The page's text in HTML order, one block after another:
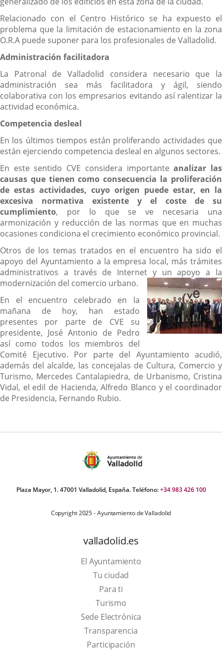
Relacionado con el Centro Histórico se ha expuesto el
problema que la limitación de estacionamiento en la zona
O.R.A puede suponer para los profesionales de Valladolid.
Administración facilitadora
La Patronal de Valladolid considera necesario que la
administración sea más facilitadora y ágil, siendo
colaborativa con los empresarios evitando así ralentizar la
actividad económica.
Competencia desleal
En los últimos tiempos están proliferando actividades que
están ejerciendo competencia desleal en algunos sectores.
En este sentido CVE considera importanteanalizar las
causas que tienen como consecuencia la proliferación
de estas actividades, cuyo origen puede estar, en la
excesiva normativa existente y el coste de su
cumplimiento, por lo que se ve necesaria una
armonización y reducción de las normas que en muchas
ocasiones condiciona el crecimiento económico provincial.
Otros de los temas tratados en el encuentro ha sido el
apoyo del Ayuntamiento a la empresa local, más trámites
administrativos a través de Internet y un apoyo a la
modernización del comercio urbano.
En el encuentro celebrado en la
mañana de hoy, han estado
presentes por parte de CVE su
presidente, José Antonio de Pedro
así como todos los miembros del
Comité Ejecutivo. Por parte del Ayuntamiento acudió,
además del alcalde, las concejalas de Cultura, Comercio y
Turismo, Mercedes Cantalapiedra, de Urbanismo, Cristina
Vidal, el edil de Hacienda, Alfredo Blanco y el coordinador
de Presidencia, Fernando Rubio.
Plaza Mayor, 1. 47001 Valladolid, España. Teléfono:+34 983 426 100
Copyright 2025 - Ayuntamiento de Valladolid
valladolid.es
El Ayuntamiento
Tu ciudad
Para ti
TurismoThis
link
will
open
Sede Electrónica
Transparencia
Participación